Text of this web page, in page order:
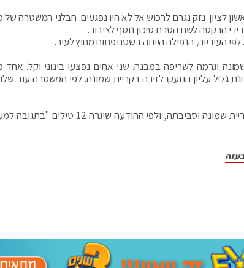
לציון. נזק נגרם לרכוש אל לא היו נפגעים. חבלני המשטרה של
הרקטה לשם הסרת סיכון נוסף לציבור.
העירייה, הנפילה הייתה בשטח פתוח מחוץ לעיר.
וגרמה לשריפה במבנה. שני אחים נפצעו בינוני וקל. אחד
גליל עליון הוזעקו לזירה בקריית שמונה. לפי המשטרה עוד
הזרוע הצבאית של חמאס בלבנון לקחה אחריות על הירי לקריית שמונה וסביבתה,